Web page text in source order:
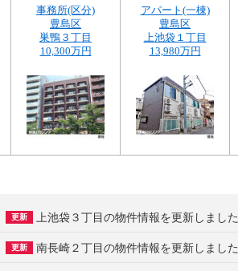
事務所(区分)
豊島区
巣鴨３丁目
10,300万円
アパート(一棟)
豊島区
上池袋１丁目
13,980万円
更新 上池袋３丁目の物件情報を更新しました
更新 南長崎２丁目の物件情報を更新しました